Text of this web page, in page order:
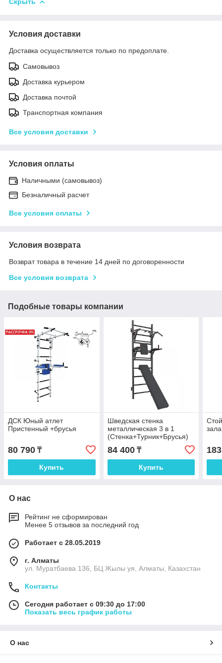
Условия доставки
Доставка осуществляется только по предоплате.
Самовывоз
Доставка курьером
Доставка почтой
Транспортная компания
Все условия доставки
Условия оплаты
Наличными (самовывоз)
Безналичный расчет
Все условия оплаты
Условия возврата
Возврат товара в течение 14 дней по договоренности
Все условия возврата
Подобные товары компании
ДСК Юный атлет
Пристенный +брусья
80 790 ₸
Купить
Шведская стенка
металлическая 3 в 1
(Стенка+Турник+Брусья)
84 400₸
Купить
О нас
Рейтинг не сформирован
Менее 5 отзывов за последний год
Работает с 28.05.2019
г. Алматы
ул. Муратбаева 136, БЦ Жылы уя, Алматы, Казахстан
Контакты
Сегодня работает с 09:30 до 17:00
Показать весь график работы
О нас